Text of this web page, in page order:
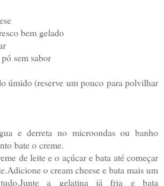
bem gelado
sem sabor
úmido (reserve um pouco para polvilhar
e derreta no microondas ou banho
bate o creme.
de leite e o açúcar e bata até começar
o cream cheese e bata mais um
a gelatina já fria e bata